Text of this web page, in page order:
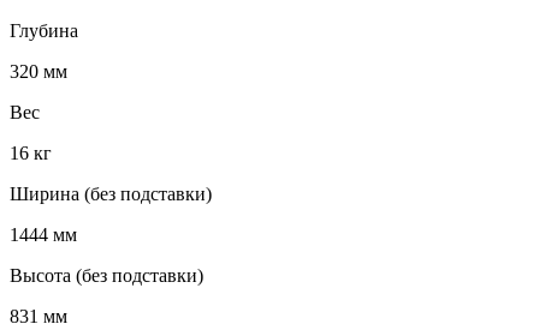
Глубина
320 мм
Вес
16 кг
Ширина (без подставки)
1444 мм
Высота (без подставки)
831 мм